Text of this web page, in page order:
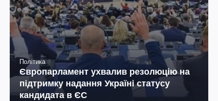
Політика
Європарламент ухвалив резолюцію на
підтримку надання Україні статусу
кандидата в ЄС